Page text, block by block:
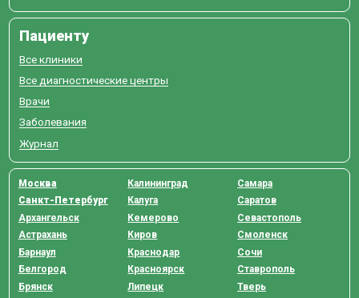
Пациенту
Все клиники
Все диагностические центры
Врачи
Заболевания
Журнал
Москва
Санкт-Петербург
Архангельск
Астрахань
Барнаул
Белгород
Брянск
Калининград
Калуга
Кемерово
Киров
Краснодар
Красноярск
Липецк
Самара
Саратов
Севастополь
Смоленск
Сочи
Ставрополь
Тверь